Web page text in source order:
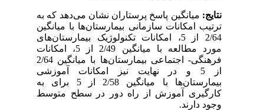
نتایج:میانگین پاسخ پرستاران نشان می‌دهد که به
ترتیب امکانات سازمانی بیمارستان‌ها با میانگین
2/64 از 5، امکانات تکنولوژیک بیمارستان
های
مورد مطالعه با میانگین 2/49 از 5، امکانات
فرهنگی- اجتماعی بیمارستان‌ها با میانگین 2/64
از 5 و در نهایت نیز امکانات آموزشی
بیمارستان‌ها با میانگین 2/58 از 5 برای به
کارگیری آموزش از راه دور در سطح متوسط
وجود دارند.